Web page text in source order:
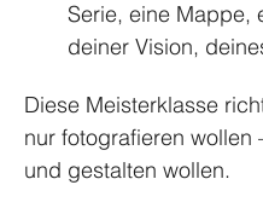
Serie, eine
deiner Vision,
Diese Meisterklasse
nur fotografieren
und gestalten wollen.